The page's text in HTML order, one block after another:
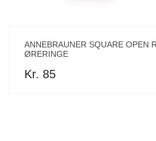
ANNEBRAUNER SQUARE OPEN
ØRERINGE
Kr. 85